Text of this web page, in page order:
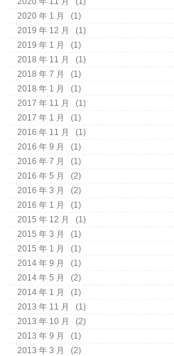
2020 年 1 月
(1)
2019 年 12 月
(1)
2019 年 1 月
(1)
2018 年 11 月
(1)
2018 年 7 月
(1)
2018 年 1 月
(1)
2017 年 11 月
(1)
2017 年 1 月
(1)
2016 年 11 月
(1)
2016 年 9 月
(1)
2016 年 7 月
(1)
2016 年 5 月
(2)
2016 年 3 月
(2)
2016 年 1 月
(1)
2015 年 12 月
(1)
2015 年 3 月
(1)
2015 年 1 月
(1)
2014 年 9 月
(1)
2014 年 5 月
(2)
2014 年 1 月
(1)
2013 年 11 月
(1)
2013 年 10 月
(2)
2013 年 9 月
(1)
2013 年 3 月
(2)